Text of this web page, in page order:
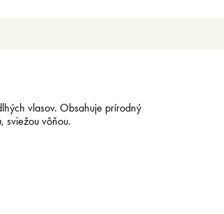
vlasov. Obsahuje prírodný
sviežou vôňou.